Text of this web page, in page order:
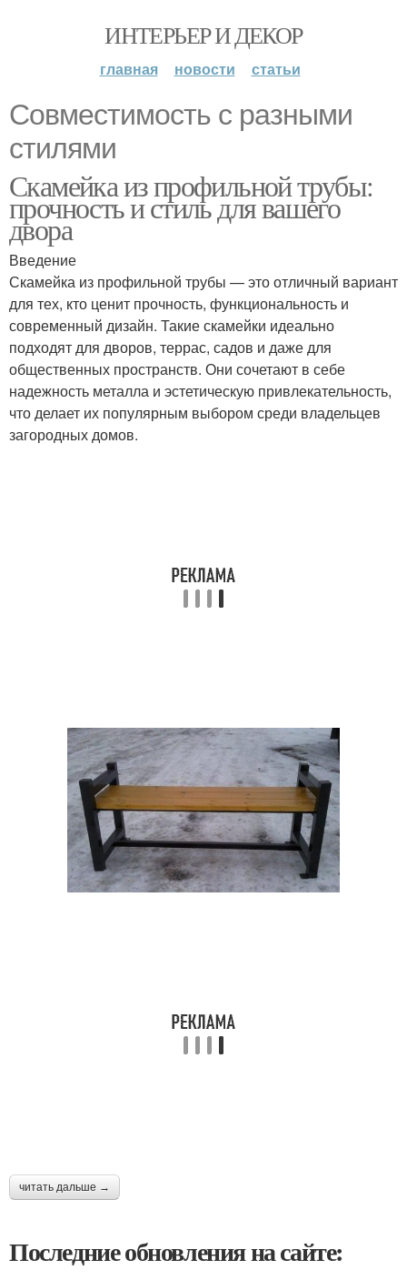
ИНТЕРЬЕР И ДЕКОР
главная новости статьи
Совместимость с разными
стилями
Скамейка из профильной трубы:
прочность и стиль для вашего
двора
Введение
Скамейка из профильной трубы — это отличный вариант
для тех, кто ценит прочность, функциональность и
современный дизайн. Такие скамейки идеально
подходят для дворов, террас, садов и даже для
общественных пространств. Они сочетают в себе
надежность металла и эстетическую привлекательность,
что делает их популярным выбором среди владельцев
загородных домов.
читать дальше →
Последние обновления на сайте: